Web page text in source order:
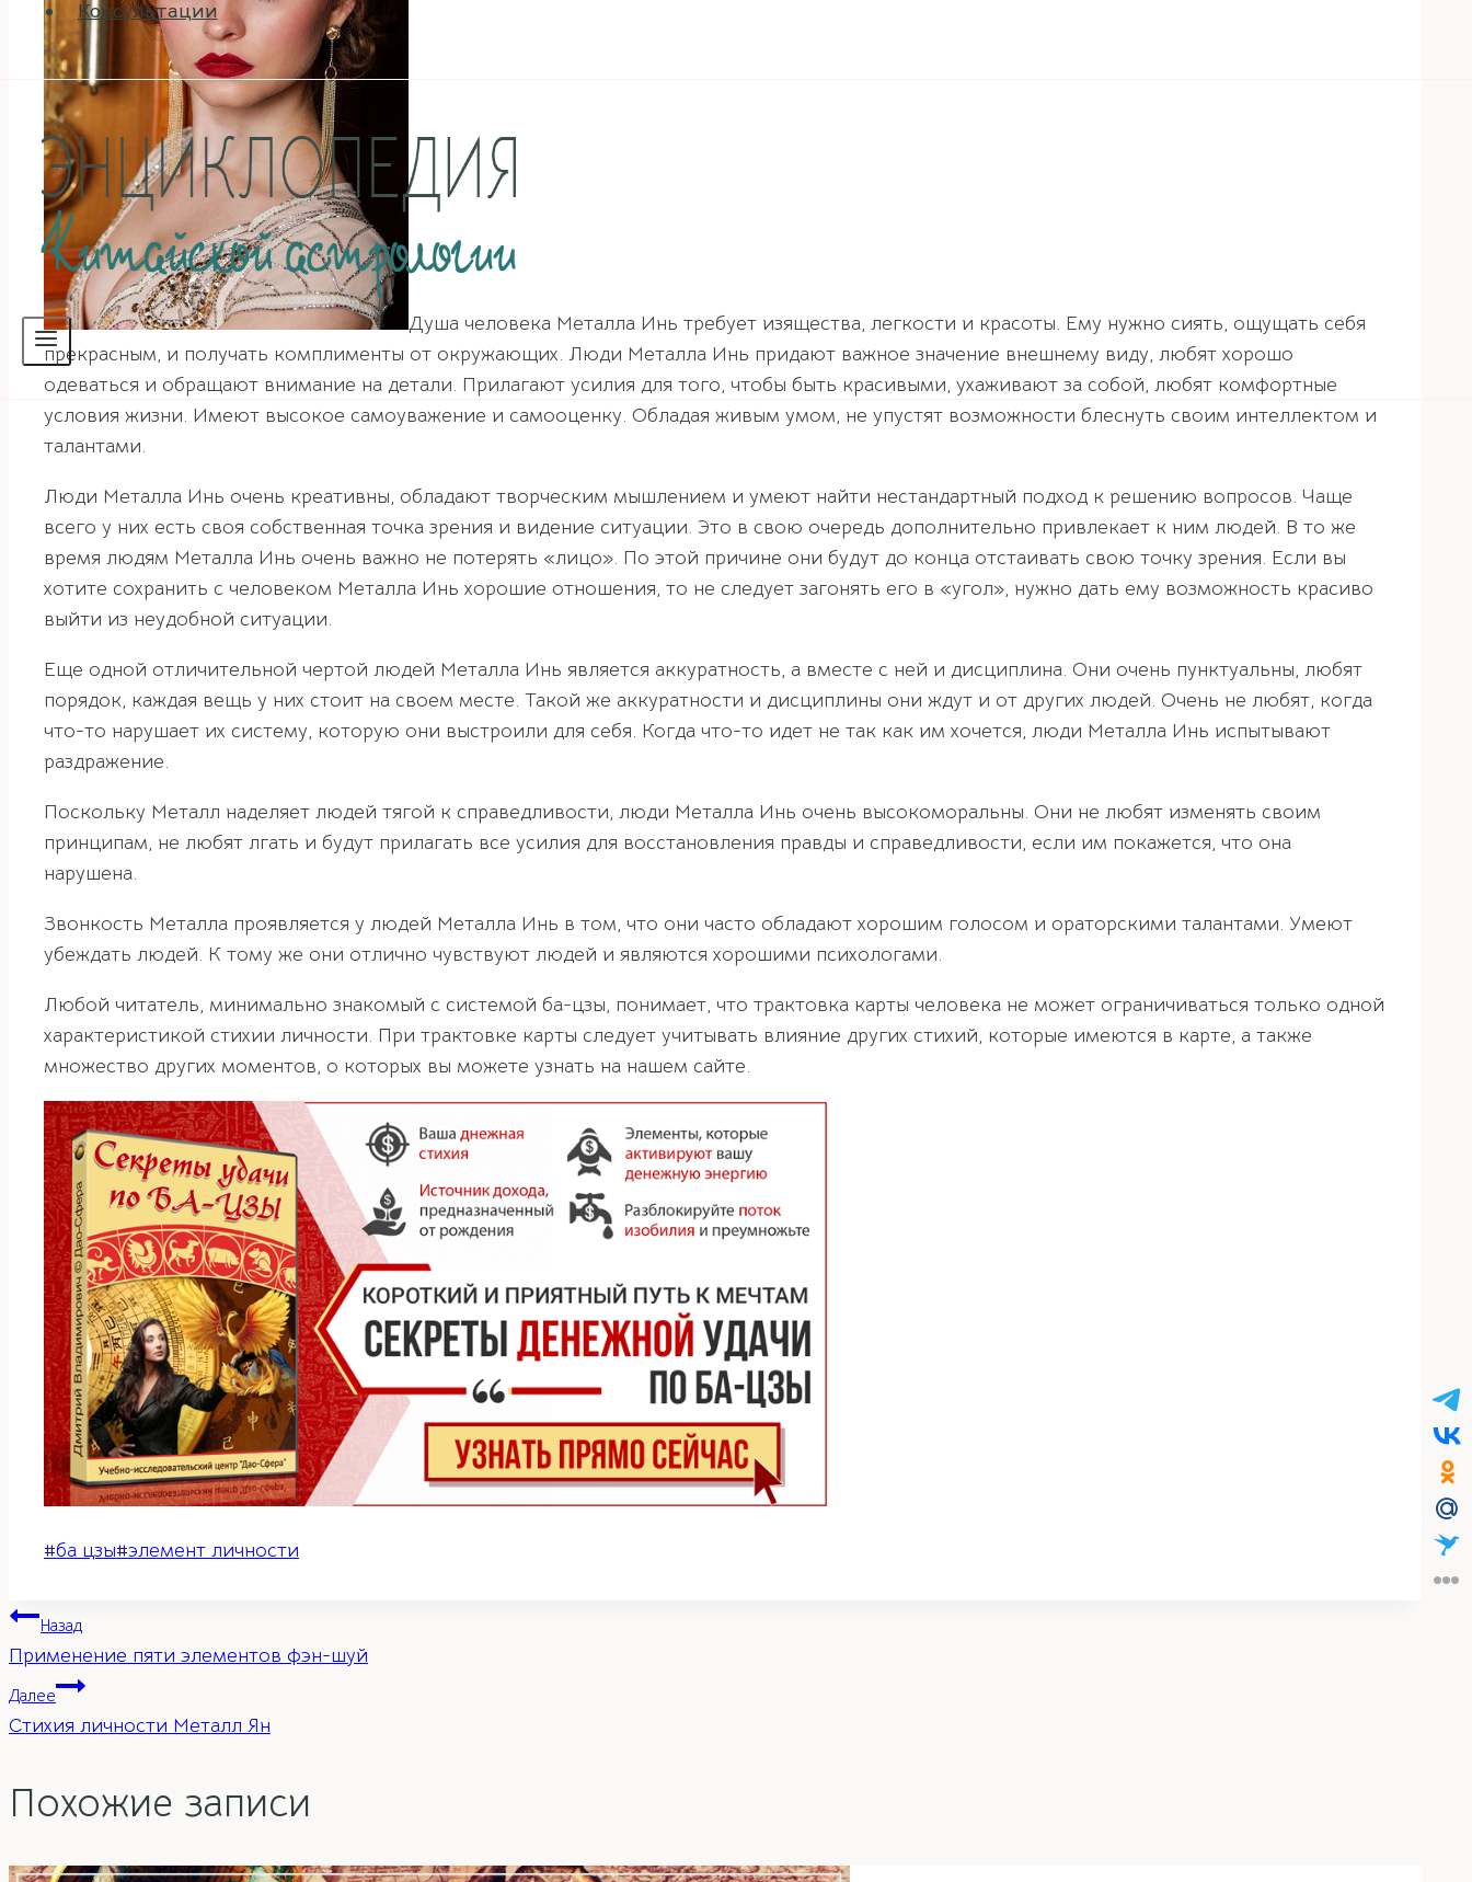
Консультации
Душа человека Металла Инь требует изящества, легкости и красоты. Ему нужно сиять, ощущать себя
прекрасным, и получать комплименты от окружающих. Люди Металла Инь придают важное значение внешнему виду, любят хорошо
одеваться и обращают внимание на детали. Прилагают усилия для того, чтобы быть красивыми, ухаживают за собой, любят комфортные
условия жизни. Имеют высокое самоуважение и самооценку. Обладая живым умом, не упустят возможности блеснуть своим интеллектом и
талантами.
Люди Металла Инь очень креативны, обладают творческим мышлением и умеют найти нестандартный подход к решению вопросов. Чаще
всего у них есть своя собственная точка зрения и видение ситуации. Это в свою очередь дополнительно привлекает к ним людей. В то же
время людям Металла Инь очень важно не потерять «лицо». По этой причине они будут до конца отстаивать свою точку зрения. Если вы
хотите сохранить с человеком Металла Инь хорошие отношения, то не следует загонять его в «угол», нужно дать ему возможность красиво
выйти из неудобной ситуации.
Еще одной отличительной чертой людей Металла Инь является аккуратность, а вместе с ней и дисциплина. Они очень пунктуальны, любят
порядок, каждая вещь у них стоит на своем месте. Такой же аккуратности и дисциплины они ждут и от других людей. Очень не любят, когда
что-то нарушает их систему, которую они выстроили для себя. Когда что-то идет не так как им хочется, люди Металла Инь испытывают
раздражение.
Поскольку Металл наделяет людей тягой к справедливости, люди Металла Инь очень высокоморальны. Они не любят изменять своим
принципам, не любят лгать и будут прилагать все усилия для восстановления правды и справедливости, если им покажется, что она
нарушена.
Звонкость Металла проявляется у людей Металла Инь в том, что они часто обладают хорошим голосом и ораторскими талантами. Умеют
убеждать людей. К тому же они отлично чувствуют людей и являются хорошими психологами.
Любой читатель, минимально знакомый с системой ба-цзы, понимает, что трактовка карты человека не может ограничиваться только одной
характеристикой стихии личности. При трактовке карты следует учитывать влияние других стихий, которые имеются в карте, а также
множество других моментов, о которых вы можете узнать на нашем сайте.
Метки
#ба цзы#элемент личности
Навигация
по
записям
Назад
Применение пяти элементов фэн-шуй
Далее
Стихия личности Металл Ян
Похожие записи